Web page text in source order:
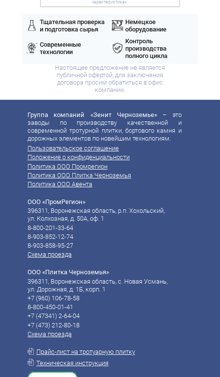
характеристиках.
Тщательная проверка
и подготовка сырья
Немецкое
оборудование
Современные
технологии
Контроль
производства
полного цикла
Настоящее предложение не является
публичной офертой, для заключения
договора просим обратиться в офис
компании.
Группа компаний «Зенит Черноземье»– это
заводы по производству качественной и
современной тротурной плитки, бортового камня и
дорожных элементов по новейшим технологиям.
Пользовательское соглашение
Положение о конфиденциальности
Политика ООО Промрегион
Политика ООО Плитка Черноземья
Политика ООО Авента
ООО «ПромРегион»
396311, Воронежская область, р.п. Хохольский,
ул. Колхозная, д. 50А, оф. 1
8-800-201-33-64
8-903-852-12-74
8-903-858-95-27
Схема проезда
ООО «Плитка Черноземья»
396311, Воронежская область, с. Новая Усмань,
ул. Дорожная, д. 1Б, корп. 1
+7 (960) 106-78-58‬
8-800-450-01-41
‪‪+7 (47341) 2-64-04
‪‪+7 (473) 212-80-18
Схема проезда
Прайс-лист на тротуарную плитку
Техническая инструкция